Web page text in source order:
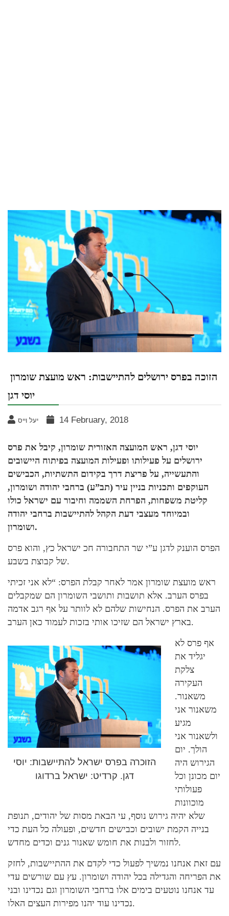
יוסי דגן
יעל וייס 14 February, 2018
יוסי דגן, ראש המועצה האזורית שומרון, קיבל את פרס
ירושלים על פעילותו ופעילות המועצה בפיתוח היישובים
והתעשייה, על פריצת דרך בקידום התשתיות, הכבישים
העוקפים ותכניות בניין עיר (תב”ע) ברחבי יהודה ושומרון,
קליטת משפחות, הפרחת השממה וחיבור עם ישראל כולו
ובמיוחד מעצבי דעת הקהל להתיישבות ברחבי יהודה
ושומרון.
הפרס הוענק לדגן ע”י שר התחבורה חכ ישראל כץ, והוא פרס
של קבוצת בשבע.
ראש מועצת שומרון אמר לאחר קבלת הפרס: “לא אני זכיתי
בפרס הערב. אלא תושבות ותושבי השומרון הם שמקבלים
הערב את הפרס. הנחישות שלהם לא לוותר על אף רגב אדמה
בארץ ישראל הם שזיכו אותי בזכות לעמוד כאן הערב.
הזוכרה בפרס ישראל להתיישבות: יוסי
דגן. קרדיט: ישראל ברדוגו
אף פרס לא
יגליד את
צלקת
העקירה
משאנור.
משאנור אני
מגיע
ולשאנור אני
הולך. יום
הגירוש היה
יום מכונן וכל
פעולותי
מוכוונות
שלא יהיה גירוש נוסף, עי הבאת מסות של יהודים, תנופת
בנייה הקמת ישובים וכבישים חדשים, ופעולה כל העת כדי
לחזור ולבנות את חומש שאנור גנים וכדים מחדש.
עם זאת אנחנו נמשיך לפעול כדי לקדם את ההתיישבות, לחזק
את הפריחה והגדילה בכל יהודה ושומרון. עץ עם שורשים עדי
עד אנחנו נוטעים בימים אלו ברחבי השומרון וגם נכדינו ובני
נכדינו עוד יהנו מפירות העצים האלו.